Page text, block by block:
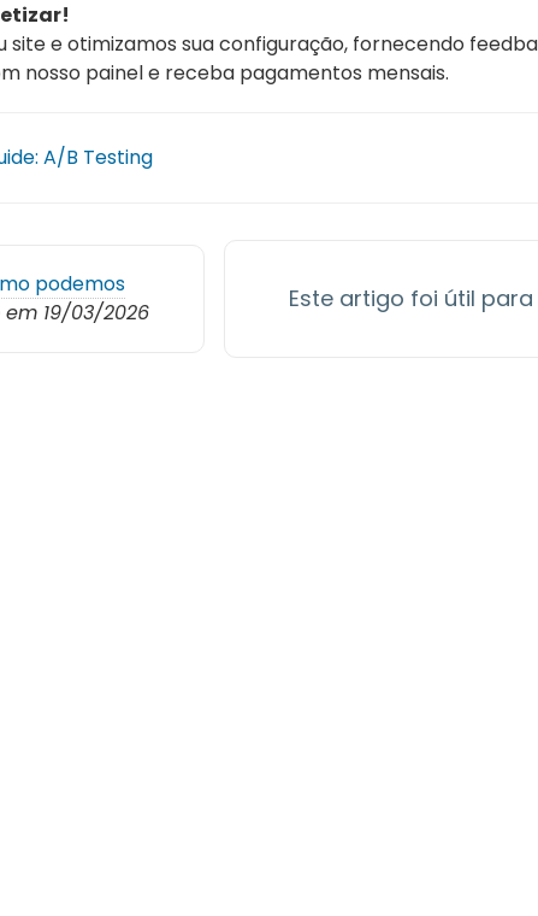
site e otimizamos sua configuração, fornecendo
nosso painel e receba pagamentos mensais.
A/B Testing
podemos
19/03/2026 Este artigo foi útil